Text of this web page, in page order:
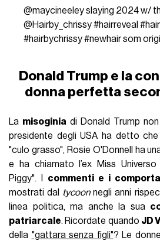
@maycineeleyslaying 2024 w/
@Hairby_chrissy#hairreveal
#hairbychrissy#newhairsom
Donald Trump e la
donna perfetta
La misoginia di Donald Trump
presidente degli USA ha detto che
"culo grasso", Rosie O'Donnell ha
e ha chiamato l’ex Miss
Piggy". I commenti e i
mostrati dal
tycoonnegli anni
linea politica, ma anche la sua
patriarcale. Ricordate quando JD
della "gattara senza figli"? Le